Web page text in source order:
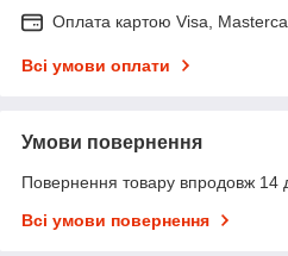
Оплата картою Visa,
Всі умови оплати
Умови повернення
Повернення товару впродовж 14
Всі умови повернення